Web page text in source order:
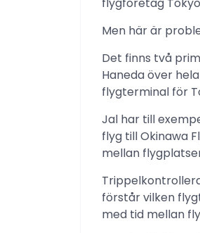
Men här är
Det finns två
Haneda över
flygterminal för
Jal har till
flyg till Okinawa
mellan
förstår vilken
med tid mellan